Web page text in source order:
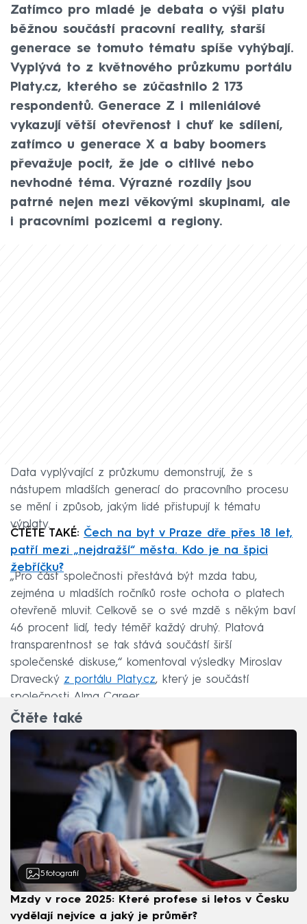
Zatímco pro mladé je debata o výši platu
běžnou součástí pracovní reality, starší
generace se tomuto tématu spíše vyhýbají.
Vyplývá to z květnového průzkumu portálu
Platy.cz, kterého se zúčastnilo 2 173
respondentů. Generace Z i mileniálové
vykazují větší otevřenost i chuť ke sdílení,
zatímco u generace X a baby boomers
převažuje pocit, že jde o citlivé nebo
nevhodné téma. Výrazné rozdíly jsou
patrné nejen mezi věkovými skupinami, ale
i pracovními pozicemi a regiony.
Data vyplývající z průzkumu demonstrují, že s
nástupem mladších generací do pracovního procesu
se mění i způsob, jakým lidé přistupují k tématu
výplaty.
ČTĚTE TAKÉ: Čech na byt v Praze dře přes 18 let,
patří mezi „nejdražší“ města. Kdo je na špici
žebříčku?
„Pro část společnosti přestává být mzda tabu,
zejména u mladších ročníků roste ochota o platech
otevřeně mluvit. Celkově se o své mzdě s někým baví
46 procent lidí, tedy téměř každý druhý. Platová
transparentnost se tak stává součástí širší
společenské diskuse,“ komentoval výsledky Miroslav
Dravecký z portálu Platy.cz, který je součástí
společnosti Alma Career.
Čtěte také
5 fotografií
Mzdy v roce 2025: Které profese si letos v Česku
vydělají nejvíce a jaký je průměr?